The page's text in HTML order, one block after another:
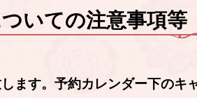
いての注意事項等
ます。予約カレンダー下のキ